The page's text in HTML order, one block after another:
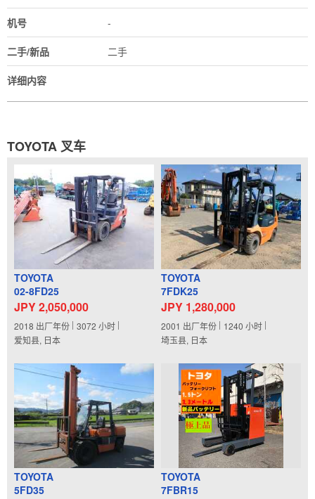
机号 -
二手/新品 二手
详细内容
TOYOTA 叉车
TOYOTA
02-8FD25
JPY 2,050,000
2018 出厂年份 3072 小时
爱知县, 日本
TOYOTA
7FDK25
JPY 1,280,000
2001 出厂年份 1240 小时
埼玉县, 日本
TOYOTA
5FD35
TOYOTA
7FBR15